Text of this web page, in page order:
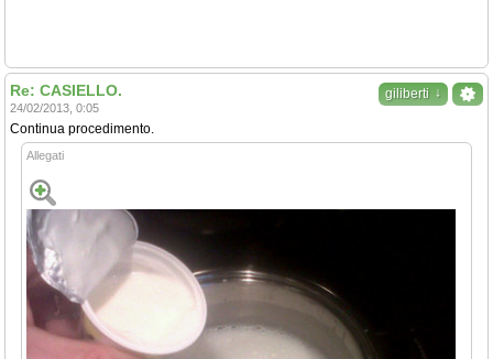
giliberti ↓
Re: CASIELLO.
24/02/2013, 0:05
Continua procedimento.
Allegati